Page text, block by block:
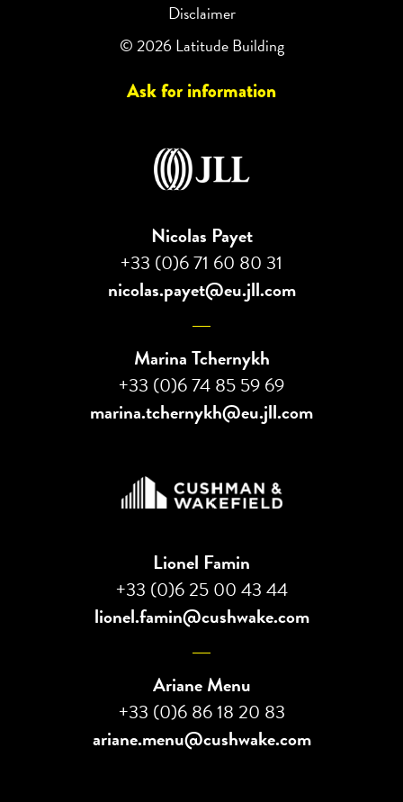
Disclaimer
© 2026 Latitude Building
Ask for information
Nicolas Payet
+33 (0)6 71 60 80 31
nicolas.payet@eu.jll.com
Marina Tchernykh
+33 (0)6 74 85 59 69
marina.tchernykh@eu.jll.com
Lionel Famin
+33 (0)6 25 00 43 44
lionel.famin@cushwake.com
Ariane Menu
+33 (0)6 86 18 20 83
ariane.menu@cushwake.com